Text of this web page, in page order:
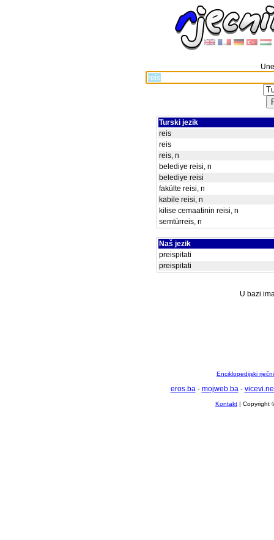
Turski jezik
reis
reis
reis, n
belediye reisi, n
belediye reisi
fakülte reisi, n
kabile reisi, n
kilise cemaatinin reisi, n
semtürreis, n
Naš jezik
preispitati
preispitati
U bazi
Enciklopedijski
eros.ba- mojweb.ba-
Kontakt | Copyright